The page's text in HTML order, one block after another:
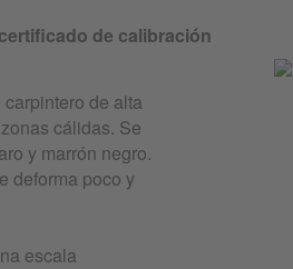
de calibración
de alta
cálidas. Se
y marrón negro.
deforma poco y
escala